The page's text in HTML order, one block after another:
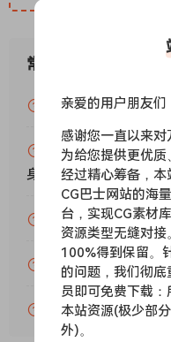
本分步教程将指导您了解
应用程序中有新的交互式
为您的音频增添魅力。使
的音频 — 即使您不是专业人
了解为播客或任何其他音
本步骤。
重新混音以适应。
使用 Audition 中的
任何时长。
修复和恢复
获取修复音频的最佳实践
Adobe Audition. A
常见问题
VIP资源或免费资源
赞助包月VIP（或
身VIP）吗？
为什么付款了未开
账号可以分享或者
VIP会员剩余时间查
亲爱的用户朋友们
感谢您一直以来对
为给您提供更优
经过精心筹备，
CG巴士网站的海
台，实现CG素材
资源类型无缝对
100%得到保留。
的问题，我们彻
员即可免费下载
本站资源(极少部
外)。